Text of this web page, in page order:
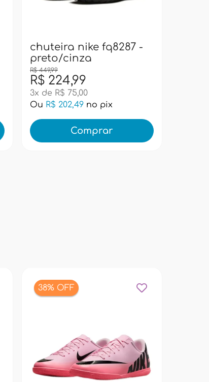
chuteira nike fq8287 -
preto/cinza
R$ 224,99
R$ 449,99
3x de R$ 75,00
Ou R$ 202,49 no pix
Comprar
38% OFF